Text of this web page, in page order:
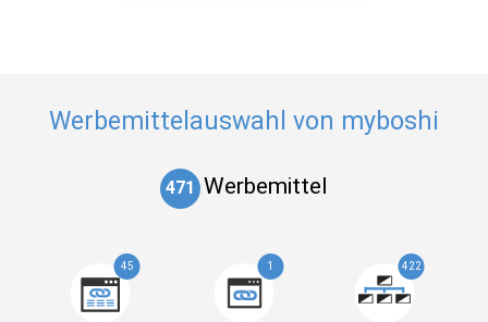
Werbemittelauswahl von myboshi
471 Werbemittel
45 1 422